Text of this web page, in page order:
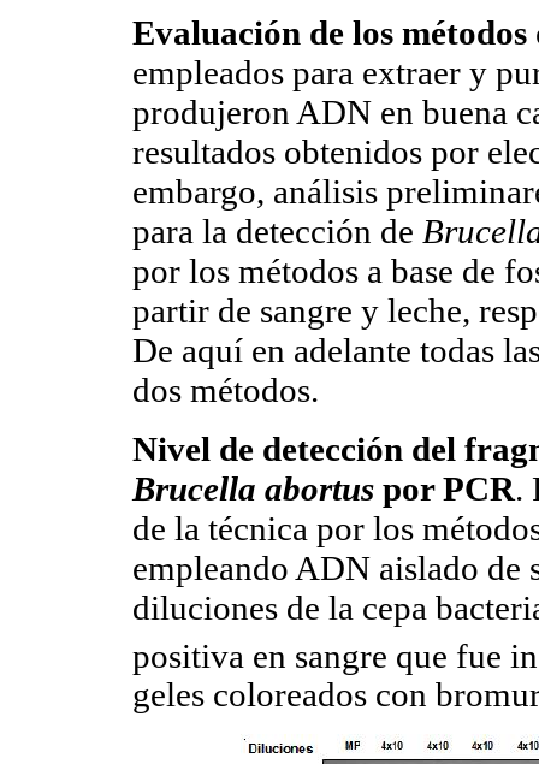
Evaluación de los
empleados para extraer y
produjeron ADN en buena
resultados obtenidos por
embargo, análisis
para la detección de
por los métodos a base de
partir de sangre y leche,
De aquí en adelante todas
dos métodos.
Nivel de detección del
Brucella abortus por PCR.
de la técnica por los
empleando ADN aislado de
diluciones de la cepa
positiva en sangre que fue
geles coloreados con